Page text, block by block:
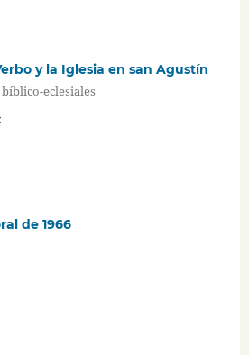
y la Iglesia en san Agustín
eclesiales
de 1966